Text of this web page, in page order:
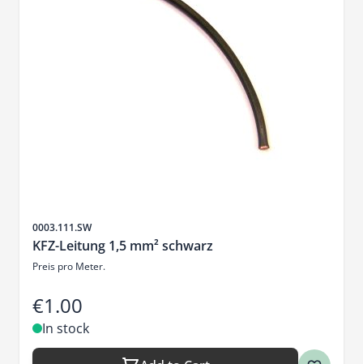
Sku
0003.111.SW
KFZ-Leitung 1,5 mm² schwarz
Preis pro Meter.
€1.00
In stock